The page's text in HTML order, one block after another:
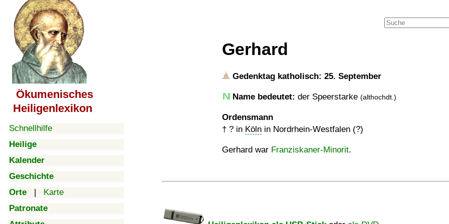
Ökumenisches
Heiligenlexikon
Schnellhilfe
Heilige
Kalender
Geschichte
Orte | Karte
Patronate
Gerhard
Gedenktag katholisch: 25. September
Name bedeutet: der Speerstarke (althochdt.)
Ordensmann
† ? in Köln in Nordrhein-Westfalen (?)
Gerhard war Franziskaner-Minorit.